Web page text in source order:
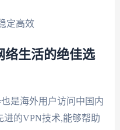
定高效
络生活的绝佳选
是海外用户访问中国内
进的VPN技术,能够帮助